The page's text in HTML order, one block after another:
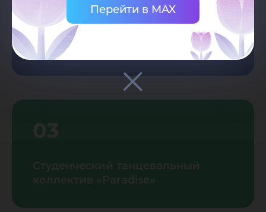
Перейти в MAX
Студенческий хореографический
коллектив «М»
03
Студенческий танцевальный
коллектив «Paradise»